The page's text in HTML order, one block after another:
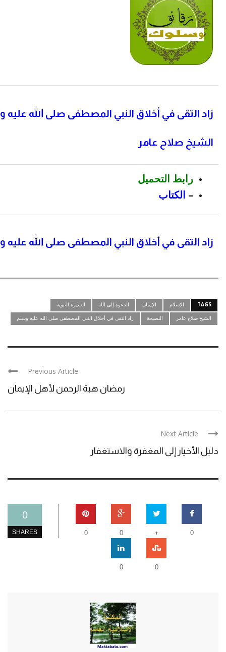
زاد التقى في أخلاق النبي المصطفى صلى الله
الشيخ صلاح عامر
رابط التحميل
– الكتاب
زاد التقى في أخلاق النبي المصطفى صلى الله
TAGS الإسلام الإيمان الدعوة إلى الله
السيرة النبوية
الشيخ صلاح عامر
النصيحة زاد التقى في أخلاق النبي المصطفى صلى الله عليه وسلم
Previous Article
رمضان هبة الرحمن لأهل الإيمان
Next Article
دليل الأخيار إلى المغفرة والاستغفار
0
SHARES 0
+
0
0
0
0